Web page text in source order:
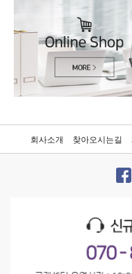
회사소개 찾아오시는길